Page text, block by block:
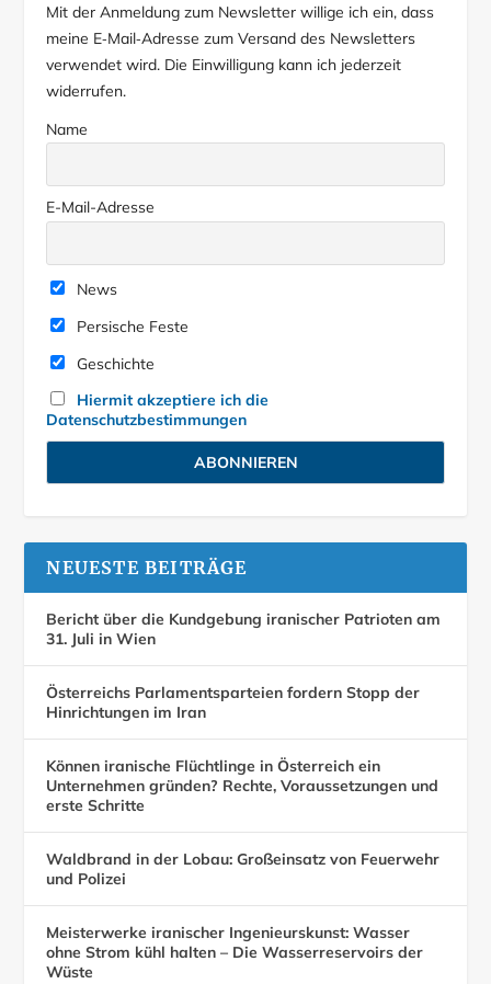
Mit der Anmeldung zum Newsletter willige ich ein, dass
meine E‑Mail‑Adresse zum Versand des Newsletters
verwendet wird. Die Einwilligung kann ich jederzeit
widerrufen.
Name
E-Mail-Adresse
News
Persische Feste
Geschichte
Hiermit akzeptiere ich die
Datenschutzbestimmungen
NEUESTE BEITRÄGE
Bericht über die Kundgebung iranischer Patrioten am
31. Juli in Wien
Österreichs Parlamentsparteien fordern Stopp der
Hinrichtungen im Iran
Können iranische Flüchtlinge in Österreich ein
Unternehmen gründen? Rechte, Voraussetzungen und
erste Schritte
Waldbrand in der Lobau: Großeinsatz von Feuerwehr
und Polizei
Meisterwerke iranischer Ingenieurskunst: Wasser
ohne Strom kühl halten – Die Wasserreservoirs der
Wüste